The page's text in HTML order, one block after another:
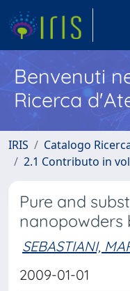
Benvenuti
Ricerca
IRIS Catalogo
2.1 Contributo in
Pure and
nanopowders
SEBASTIANI,
2009-01-01